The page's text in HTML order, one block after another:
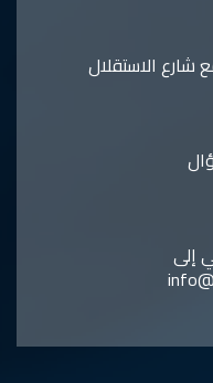
شارع الاستقلال
إلى